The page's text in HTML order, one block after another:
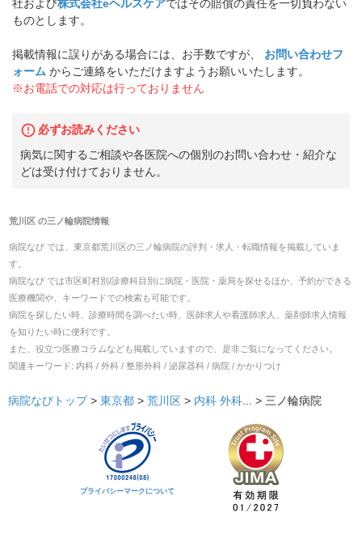
社および株式会社eヘルスケアではその賠償の責任を一切負わない
ものとします。
掲載情報に誤りがある場合には、お手数ですが、
お問い合わせフ
ォーム からご連絡をいただけますようお願いいたします。
※お電話での対応は行っておりません
必ずお読みください
病気に関するご相談や各医院への個別のお問い合わせ・紹介な
どは受け付けておりません。
荒川区の三ノ輪病院情報
病院なび では、 東京都荒川区の三ノ輪病院の評判・求人・転職情報を掲載していま
す。
病院なび では市区町村別/診療科目別に病院・医院・薬局を探せるほか、予約ができる
医療機関や、キーワードでの検索も可能です。
病院を探したい時、診療時間を調べたい時、医師求人や看護師求人、薬剤師求人情報
を知りたい時に便利です。
また、役立つ医療コラムなども掲載していますので、是非ご覧になってください。
関連キーワード: 内科 / 外科 / 整形外科 / 泌尿器科 / 病院 / かかりつけ
病院なびトップ> 東京都 > 荒川区 > 内科 外科 ... > 三ノ輪病院
プライバシーマークについて